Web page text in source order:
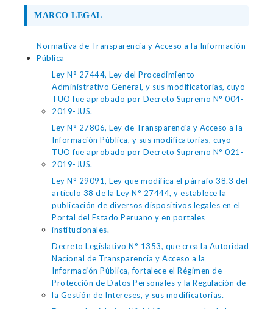
MARCO LEGAL
Normativa de Transparencia y Acceso a la Información
Pública
Ley N° 27444, Ley del Procedimiento
Administrativo General, y sus modificatorias, cuyo
TUO fue aprobado por Decreto Supremo N° 004-
2019-JUS.
Ley N° 27806, Ley de Transparencia y Acceso a la
Información Pública, y sus modificatorias, cuyo
TUO fue aprobado por Decreto Supremo N° 021-
2019-JUS.
Ley N° 29091, Ley que modifica el párrafo 38.3 del
artículo 38 de la Ley N° 27444, y establece la
publicación de diversos dispositivos legales en el
Portal del Estado Peruano y en portales
institucionales.
Decreto Legislativo N° 1353, que crea la Autoridad
Nacional de Transparencia y Acceso a la
Información Pública, fortalece el Régimen de
Protección de Datos Personales y la Regulación de
la Gestión de Intereses, y sus modificatorias.